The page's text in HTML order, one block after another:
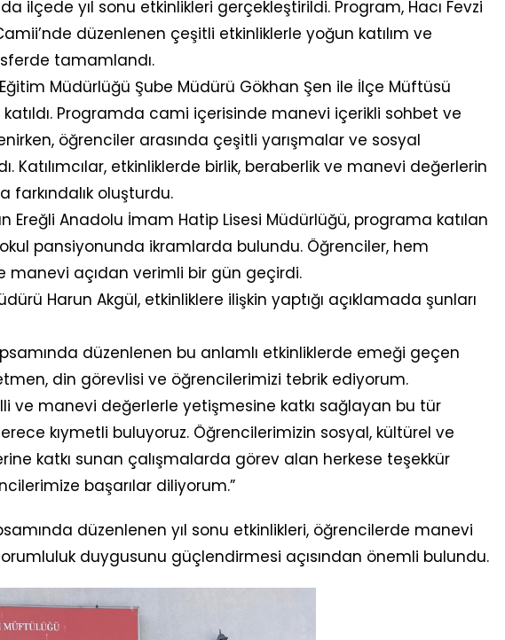
ilçede yıl sonu etkinlikleri gerçekleştirildi. Program, Hacı Fevzi
düzenlenen çeşitli etkinliklerle yoğun katılım ve
tamamlandı.
Müdürlüğü Şube Müdürü Gökhan Şen ile İlçe Müftüsü
Programda cami içerisinde manevi içerikli sohbet ve
öğrenciler arasında çeşitli yarışmalar ve sosyal
Katılımcılar, etkinliklerde birlik, beraberlik ve manevi değerlerin
farkındalık oluşturdu.
Ereğli Anadolu İmam Hatip Lisesi Müdürlüğü, programa katılan
pansiyonunda ikramlarda bulundu. Öğrenciler, hem
manevi açıdan verimli bir gün geçirdi.
Harun Akgül, etkinliklere ilişkin yaptığı açıklamada şunları
düzenlenen bu anlamlı etkinliklerde emeği geçen
din görevlisi ve öğrencilerimizi tebrik ediyorum.
ve manevi değerlerle yetişmesine katkı sağlayan bu tür
kıymetli buluyoruz. Öğrencilerimizin sosyal, kültürel ve
katkı sunan çalışmalarda görev alan herkese teşekkür
başarılar diliyorum.”
düzenlenen yıl sonu etkinlikleri, öğrencilerde manevi
duygusunu güçlendirmesi açısından önemli bulundu.